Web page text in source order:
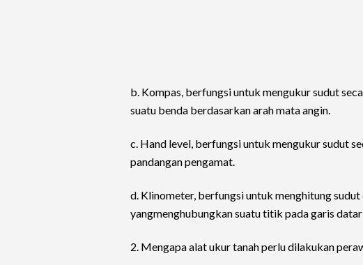
b. Kompas, berfungsi untuk mengukur sudut
suatu benda berdasarkan arah mata angin.
c. Hand level, berfungsi untuk mengukur sudut
pandangan pengamat.
d. Klinometer, berfungsi untuk menghitung
yangmenghubungkan suatu titik pada garis
2. Mengapa alat ukur tanah perlu dilakukan